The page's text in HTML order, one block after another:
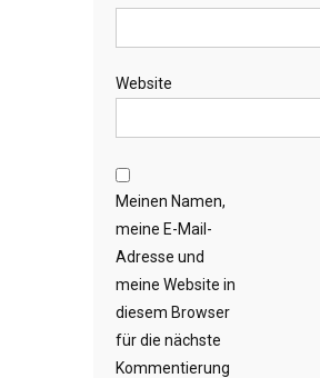
Website
Meinen Namen,
meine E-Mail-
Adresse und
meine Website in
diesem Browser
für die nächste
Kommentierung